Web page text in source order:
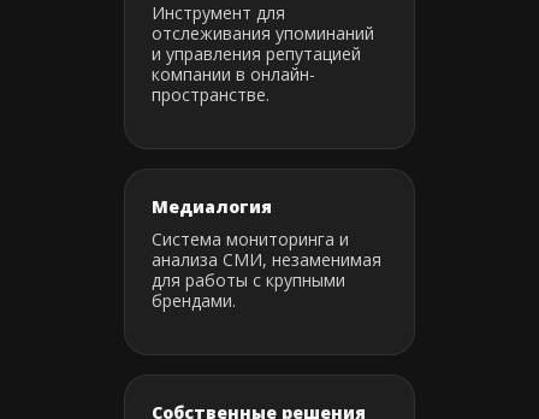
Инструмент для
отслеживания упоминаний
и управления репутацией
компании в онлайн-
пространстве.
Медиалогия
Система мониторинга и
анализа СМИ, незаменимая
для работы с крупными
брендами.
Собственные решения